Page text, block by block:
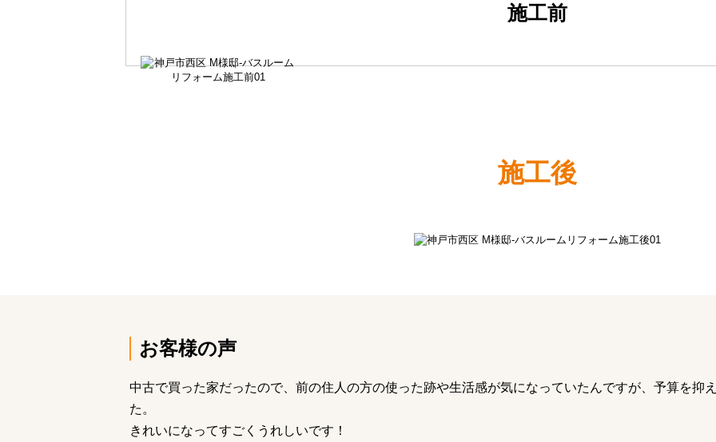
施工前
施工後
お客様の声
中古で買った家だったので、前の住人の方の使った跡や生活感が気になっていたんですが、予算を抑
た。
きれいになってすごくうれしいです！